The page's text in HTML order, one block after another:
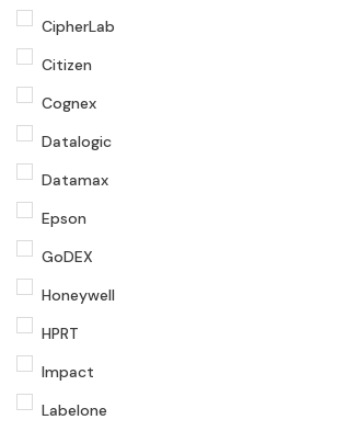
CipherLab
Citizen
Cognex
Datalogic
Datamax
Epson
GoDEX
Honeywell
HPRT
Impact
Labelone